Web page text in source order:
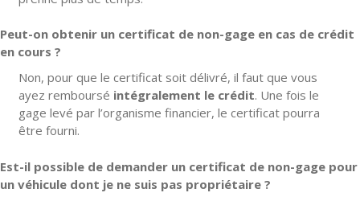
Peut-on obtenir un certificat de non-gage en cas de crédit
en cours ?
Non, pour que le certificat soit délivré, il faut que vous
ayez remboursé intégralement le crédit. Une fois le
gage levé par l’organisme financier, le certificat pourra
être fourni.
Est-il possible de demander un certificat de non-gage pour
un véhicule dont je ne suis pas propriétaire ?